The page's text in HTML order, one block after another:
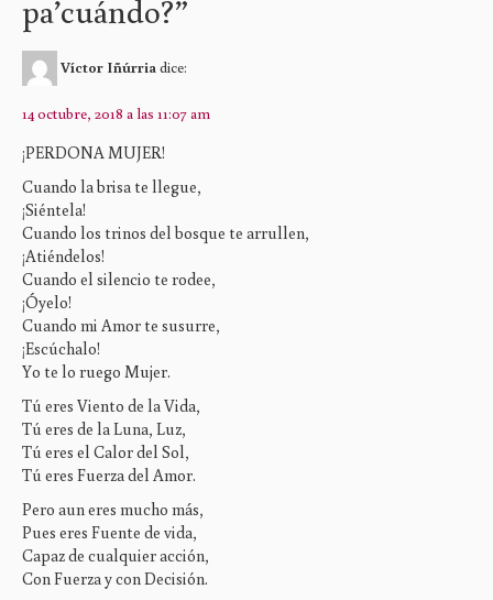
pa’cuándo?”
Víctor Iñúrria dice:
14 octubre, 2018 a las 11:07 am
¡PERDONA MUJER!
Cuando la brisa te llegue,
¡Siéntela!
Cuando los trinos del bosque te arrullen,
¡Atiéndelos!
Cuando el silencio te rodee,
¡Óyelo!
Cuando mi Amor te susurre,
¡Escúchalo!
Yo te lo ruego Mujer.
Tú eres Viento de la Vida,
Tú eres de la Luna, Luz,
Tú eres el Calor del Sol,
Tú eres Fuerza del Amor.
Pero aun eres mucho más,
Pues eres Fuente de vida,
Capaz de cualquier acción,
Con Fuerza y con Decisión.